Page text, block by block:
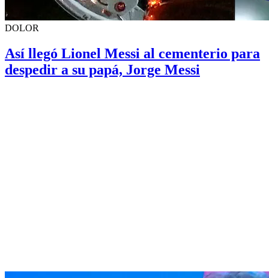
DOLOR
Así llegó Lionel Messi al cementerio para
despedir a su papá, Jorge Messi